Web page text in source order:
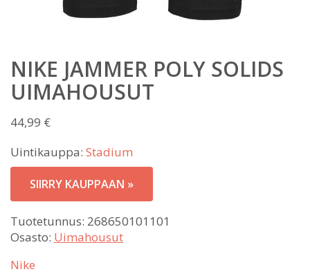
NIKE JAMMER POLY SOLIDS
UIMAHOUSUT
44,99 €
Uintikauppa: Stadium
SIIRRY KAUPPAAN »
Tuotetunnus: 268650101101
Osasto: Uimahousut
Nike